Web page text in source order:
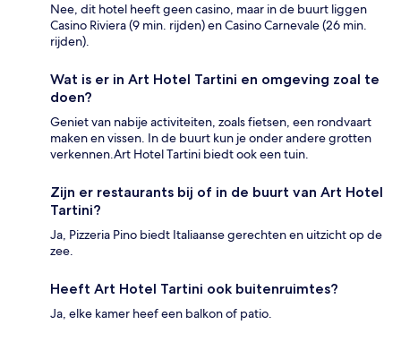
Nee, dit hotel heeft geen casino, maar in de buurt liggen
Casino Riviera (9 min. rijden) en Casino Carnevale (26 min.
rijden).
Wat is er in Art Hotel Tartini en omgeving zoal te
doen?
Geniet van nabije activiteiten, zoals fietsen, een rondvaart
maken en vissen. In de buurt kun je onder andere grotten
verkennen.Art Hotel Tartini biedt ook een tuin.
Zijn er restaurants bij of in de buurt van Art Hotel
Tartini?
Ja, Pizzeria Pino biedt Italiaanse gerechten en uitzicht op de
zee.
Heeft Art Hotel Tartini ook buitenruimtes?
Ja, elke kamer heef een balkon of patio.